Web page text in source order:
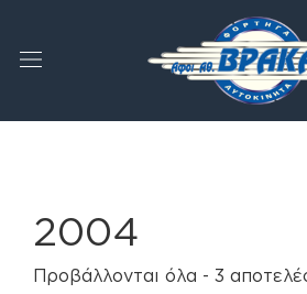
2004
Προβάλλονται όλα - 3